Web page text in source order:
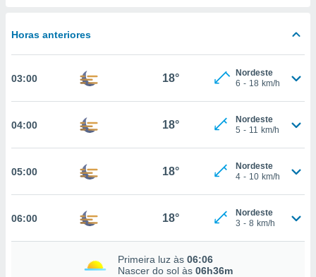
ou
permite-
CONFIGURAÇÕES
Horas anteriores
03:00 18°
Nordeste
6 - 18 km/h
04:00 18°
Nordeste
5 - 11 km/h
05:00 18°
Nordeste
4 - 10 km/h
06:00 18°
Nordeste
3 - 8 km/h
Primeira luz às 06:06
Nascer do sol às 06h36m